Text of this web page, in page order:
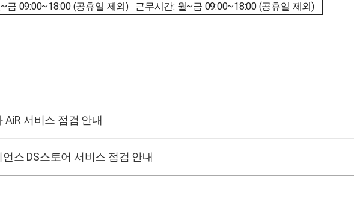
금 09:00~18:00 (공휴일 제외)
근무시간: 월~금 09:00~18:00 (공휴일 제외)
AiR 서비스 점검 안내
스 DS스토어 서비스 점검 안내